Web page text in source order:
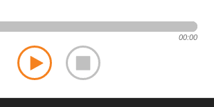
00:00